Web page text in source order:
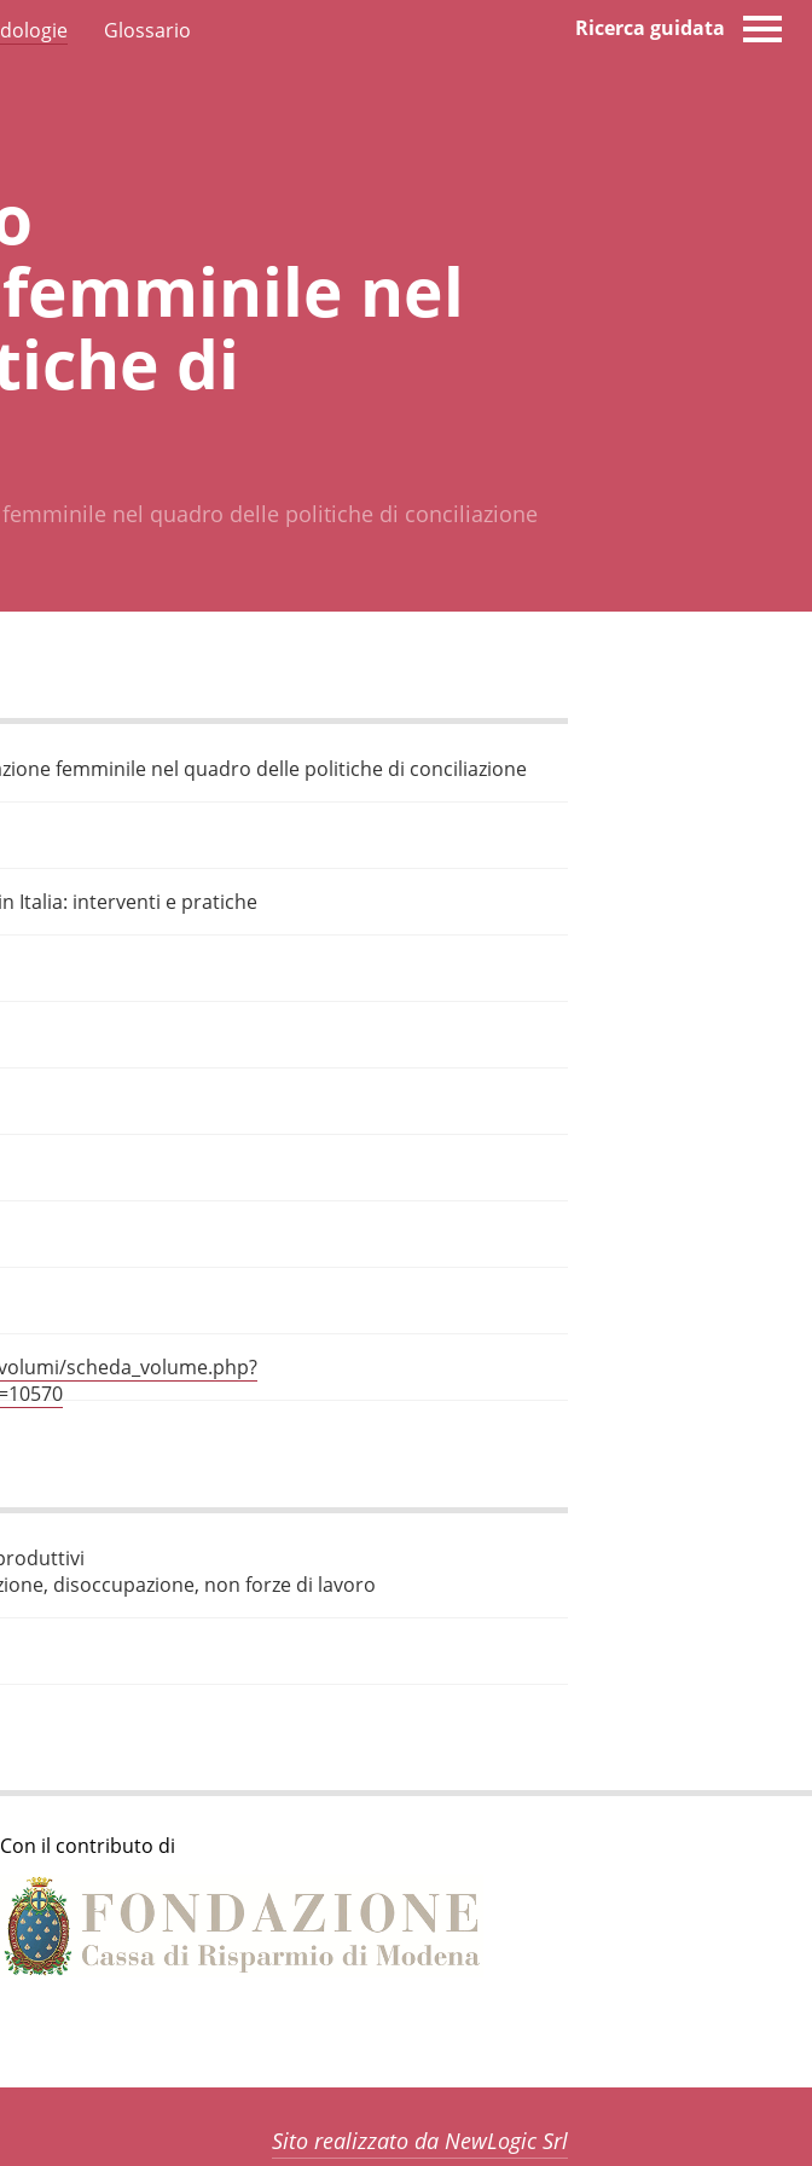
Glossario Ricerca guidata
nel
di
nel quadro delle politiche di conciliazione
femminile nel quadro delle politiche di conciliazione
Italia: interventi e pratiche
scheda_volume.php?
disoccupazione, non forze di lavoro
Con il contributo di
Sito realizzato da NewLogic Srl